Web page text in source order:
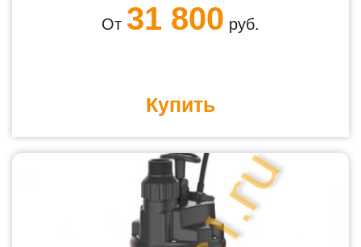
От 31 800 руб.
Купить